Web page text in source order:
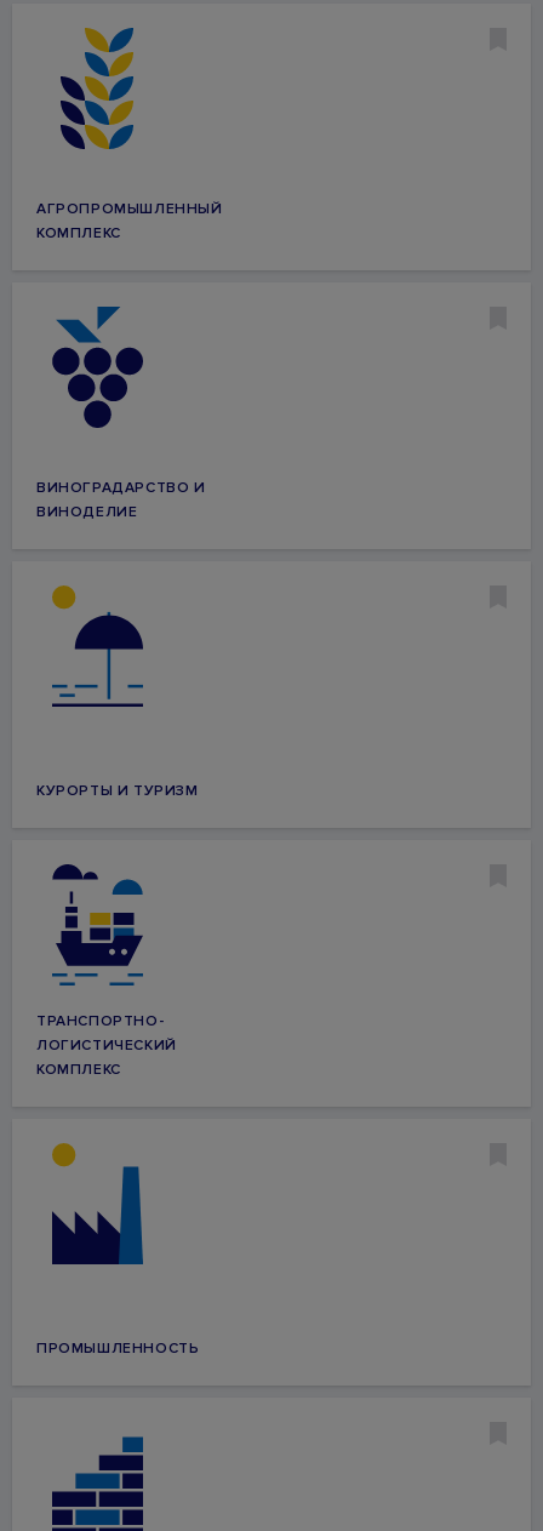
АГРОПРОМЫШЛЕННЫЙ
КОМПЛЕКС
ВИНОГРАДАРСТВО И
ВИНОДЕЛИЕ
КУРОРТЫ И ТУРИЗМ
ТРАНСПОРТНО-
ЛОГИСТИЧЕСКИЙ
КОМПЛЕКС
ПРОМЫШЛЕННОСТЬ